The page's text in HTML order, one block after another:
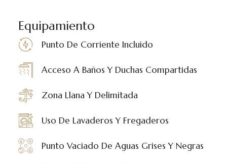
Equipamiento
Punto De Corriente Incluido
Acceso A Baños Y Duchas Compartidas
Zona Llana Y Delimitada
Uso De Lavaderos Y Fregaderos
Punto Vaciado De Aguas Grises Y Negras